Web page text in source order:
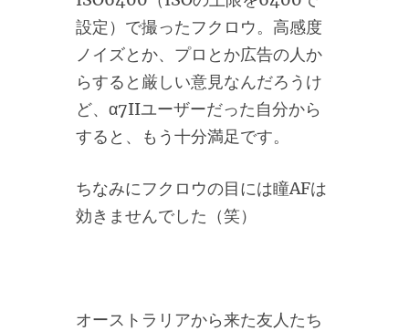
設定）で撮ったフクロウ。高感度
ノイズとか、プロとか広告の人か
らすると厳しい意見なんだろうけ
ど、α7IIユーザーだった自分から
すると、もう十分満足です。
ちなみにフクロウの目には瞳AFは
効きませんでした（笑）
オーストラリアから来た友人たち